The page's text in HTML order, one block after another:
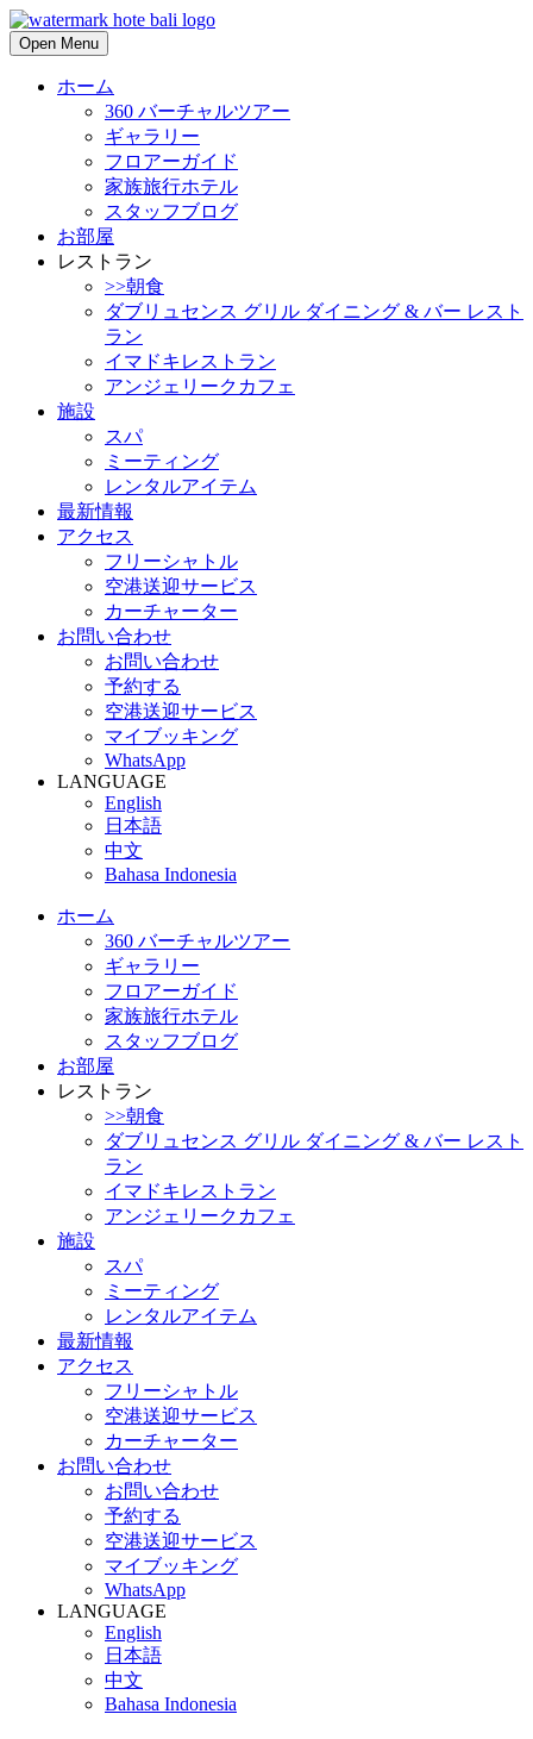
Open Menu
ホーム
360 バーチャルツアー
ギャラリー
フロアーガイド
家族旅行ホテル
スタッフブログ
お部屋
レストラン
>>朝食
ダブリュセンス グリル ダイニング & バー レスト
ラン
イマドキレストラン
アンジェリークカフェ
施設
スパ
ミーティング
レンタルアイテム
最新情報
アクセス
フリーシャトル
空港送迎サービス
カーチャーター
お問い合わせ
お問い合わせ
予約する
空港送迎サービス
マイブッキング
WhatsApp
LANGUAGE
English
日本語
中文
Bahasa Indonesia
ホーム
360 バーチャルツアー
ギャラリー
フロアーガイド
家族旅行ホテル
スタッフブログ
お部屋
レストラン
>>朝食
ダブリュセンス グリル ダイニング & バー レスト
ラン
イマドキレストラン
アンジェリークカフェ
施設
スパ
ミーティング
レンタルアイテム
最新情報
アクセス
フリーシャトル
空港送迎サービス
カーチャーター
お問い合わせ
お問い合わせ
予約する
空港送迎サービス
マイブッキング
WhatsApp
LANGUAGE
English
日本語
中文
Bahasa Indonesia